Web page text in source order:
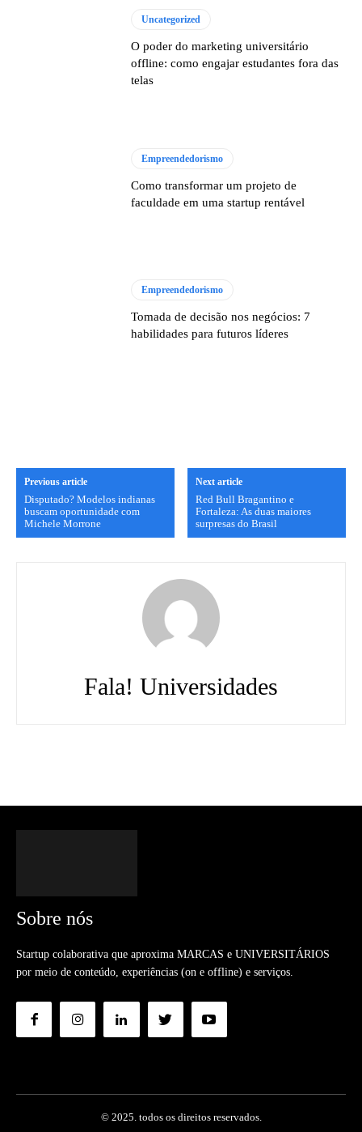
Uncategorized
O poder do marketing universitário
offline: como engajar estudantes fora das
telas
Empreendedorismo
Como transformar um projeto de
faculdade em uma startup rentável
Empreendedorismo
Tomada de decisão nos negócios: 7
habilidades para futuros líderes
Previous article
Disputado? Modelos indianas
buscam oportunidade com
Michele Morrone
Next article
Red Bull Bragantino e
Fortaleza: As duas maiores
surpresas do Brasil
Fala! Universidades
Sobre nós
Startup colaborativa que aproxima MARCAS e UNIVERSITÁRIOS
por meio de conteúdo, experiências (on e offline) e serviços.
© 2025. todos os direitos reservados.